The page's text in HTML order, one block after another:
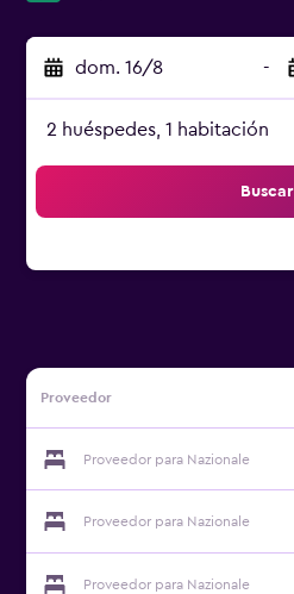
dom. 16/8 -
2 huéspedes, 1 habitación
Buscar
Proveedor
Proveedor para Nazionale
Proveedor para Nazionale
Proveedor para Nazionale